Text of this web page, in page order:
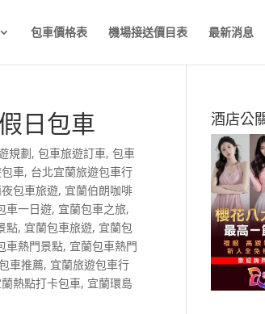
包車價格表 機場接送價目表 最新消息
日包車
規劃,包車旅遊訂車,包車
車, 台北宜蘭旅遊包車行
包車旅遊, 宜蘭伯朗咖啡
車一日遊, 宜蘭包車之旅,
點, 宜蘭包車旅遊, 宜蘭包
車熱門景點, 宜蘭包車熱門
車推薦, 宜蘭旅遊包車行
熱點打卡包車, 宜蘭環島
酒店公